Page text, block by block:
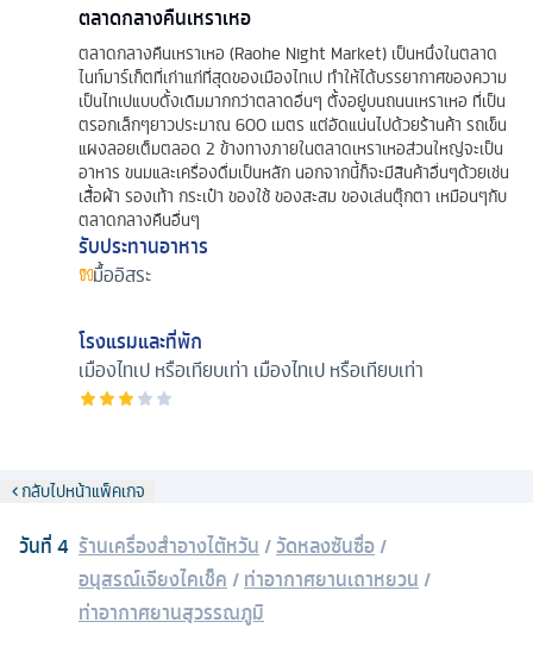
ตลาดกลางคืนเหราเหอ
ตลาดกลางคืนเหราเหอ (Raohe Night Market) เป็นหนึ่งในตลาด
ไนท์มาร์เก็ตที่เก่าแก่ที่สุดของเมืองไทเป ทำให้ได้บรรยากาศของความ
เป็นไทเปแบบดั้งเดิมมากกว่าตลาดอื่นๆ ตั้งอยู่บนถนนเหราเหอ ที่เป็น
ตรอกเล็กๆยาวประมาณ 600 เมตร แต่อัดแน่นไปด้วยร้านค้า รถเข็น
แผงลอยเต็มตลอด 2 ข้างทางภายในตลาดเหราเหอส่วนใหญ่จะเป็น
อาหาร ขนมและเครื่องดื่มเป็นหลัก นอกจากนี้ก็จะมีสินค้าอื่นๆด้วยเช่น
เสื้อผ้า รองเท้า กระเป๋า ของใช้ ของสะสม ของเล่นตุ๊กตา เหมือนๆกับ
ตลาดกลางคืนอื่นๆ
รับประทานอาหาร
มื้ออิสระ
โรงแรมและที่พัก
เมืองไทเป หรือเทียบเท่า เมืองไทเป หรือเทียบเท่า
กลับไปหน้าแพ็คเกจ
วันที่4 ร้านเครื่องสำอางไต้หวัน /วัดหลงซันซื่อ/
อนุสรณ์เจียงไคเช็ค /ท่าอากาศยานเถาหยวน /
ท่าอากาศยานสุวรรณภูมิ